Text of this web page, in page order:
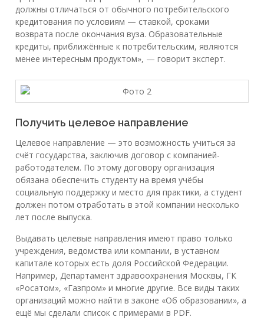
должны отличаться от обычного потребительского
кредитования по условиям — ставкой, сроками
возврата после окончания вуза. Образовательные
кредиты, приближённые к потребительским, являются
менее интересным продуктом», — говорит эксперт.
Получить целевое направление
Целевое направление — это возможность учиться за
счёт государства, заключив договор с компанией-
работодателем. По этому договору организация
обязана обеспечить студенту на время учёбы
социальную поддержку и место для практики, а студент
должен потом отработать в этой компании несколько
лет после выпуска.
Выдавать целевые направления имеют право только
учреждения, ведомства или компании, в уставном
капитале которых есть доля Российской Федерации.
Например, Департамент здравоохранения Москвы, ГК
«Росатом», «Газпром» и многие другие. Все виды таких
организаций можно найти в законе «Об образовании», а
ещё мы сделали список с примерами в PDF.